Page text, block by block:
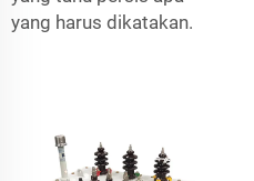
yang harus dikatakan.